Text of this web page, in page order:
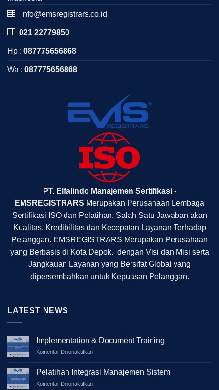
info@emsregistrars.co.id
021 22779850
Hp : 087775656868
Wa : 087775656868
PT. Elfalindo Manajemen Sertifikasi -
EMSREGISTRARS Merupakan Perusahaan Lembaga
Sertifikasi ISO dan Pelatihan. Salah Satu Jawaban akan
Kualitas, Kredibilitas dan Kecepatan Layanan Terhadap
Pelanggan. EMSREGISTRARS Merupakan Perusahaan
yang Berbasis di Kota Depok. dengan Visi dan Misi serta
Jangkauan Layanan yang Bersifat Global yang
dipersembahkan untuk Kepuasan Pelanggan.
LATEST NEWS
Implementation & Document Training
Komentar Dinonaktifkanpada
Document
Training
Pelatihan Integrasi Manajemen Sistem
Komentar Dinonaktifkanpada